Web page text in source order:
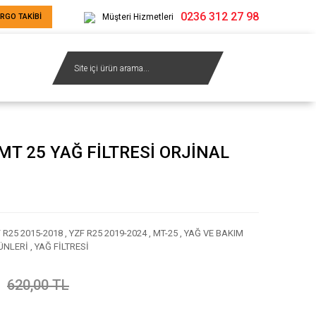
TAKİBİ Müşteri Hizmetleri 0236 312 27 98
25 YAĞ FİLTRESİ ORJİNAL
R25 2015-2018 ,YZF R25 2019-2024 ,MT-25 ,YAĞ VE BAKIM
,YAĞ FİLTRESİ
620,00 TL